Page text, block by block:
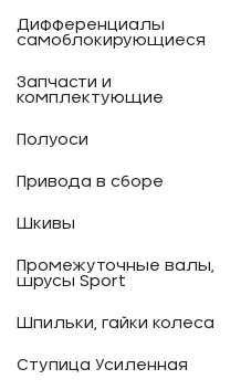
Дифференциалы
самоблокирующиеся
Запчасти и
комплектующие
Полуоси
Привода в сборе
Шкивы
Промежуточные валы,
шрусы Sport
Шпильки, гайки колеса
Ступица Усиленная